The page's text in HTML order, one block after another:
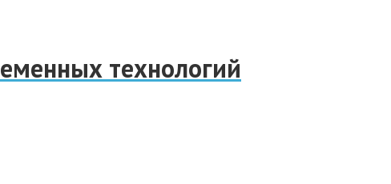
технологий